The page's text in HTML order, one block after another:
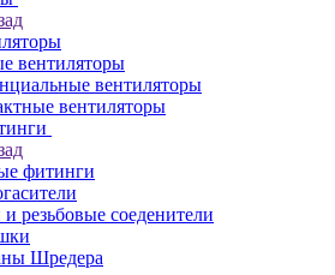
вентиляторы
вентиляторы
вентиляторы
фитинги
резьбовые соеденители
Шредера